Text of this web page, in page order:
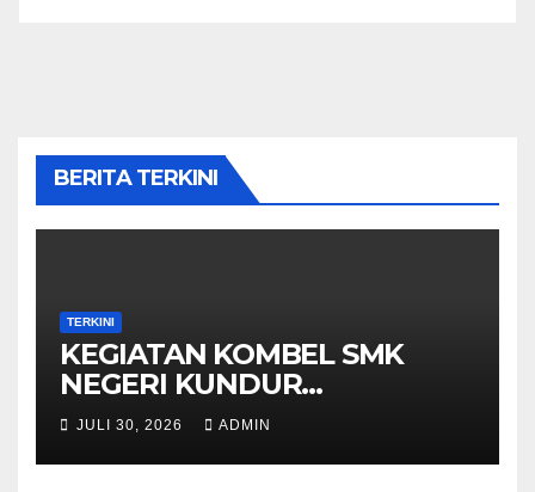
BERITA TERKINI
TERKINI
KEGIATAN KOMBEL SMK
NEGERI KUNDUR
MERANCANG MEDIA
PEMBELAJARAN YANG
MENARIK
JULI 30, 2026 ADMIN